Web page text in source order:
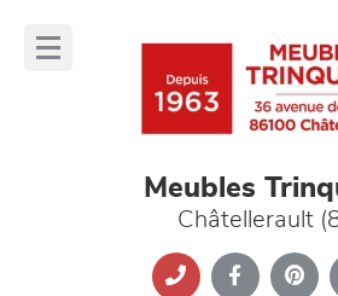
Meubles
Châtellerault